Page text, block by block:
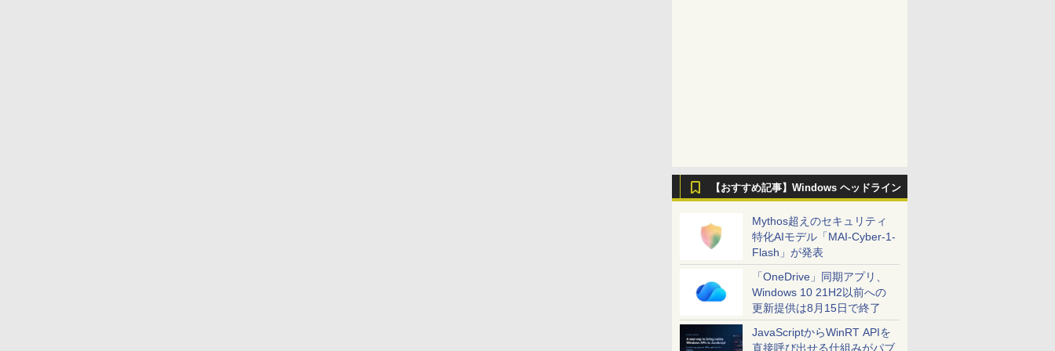
【おすすめ記事】Windows ヘッドライン
Mythos超えのセキュリティ
特化AIモデル「MAI-Cyber-1-
Flash」が発表
「OneDrive」同期アプリ、
Windows 10 21H2以前への
更新提供は8月15日で終了
JavaScriptからWinRT APIを
直接呼び出せる仕組みがパブ